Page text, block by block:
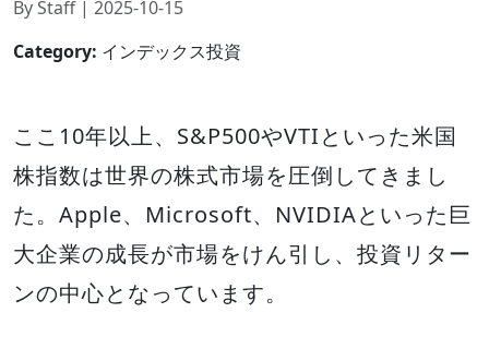
By Staff | 2025-10-15
Category: インデックス投資
ここ10年以上、S&P500やVTIといった米国
株指数は世界の株式市場を圧倒してきまし
た。Apple、Microsoft、NVIDIAといった巨
大企業の成長が市場をけん引し、投資リター
ンの中心となっています。